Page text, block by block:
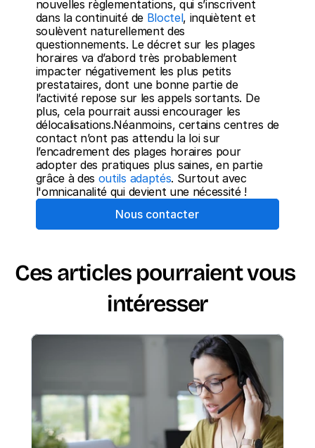
nouvelles règlementations, qui s’inscrivent
dans la continuité de Bloctel, inquiètent et
soulèvent naturellement des
questionnements. Le décret sur les plages
horaires va d’abord très probablement
impacter négativement les plus petits
prestataires, dont une bonne partie de
l’activité repose sur les appels sortants. De
plus, cela pourrait aussi encourager les
délocalisations.Néanmoins, certains centres de
contact n’ont pas attendu la loi sur
l’encadrement des plages horaires pour
adopter des pratiques plus saines, en partie
grâce à des outils adaptés. Surtout avec
l'omnicanalité qui devient une nécessité !
Nous contacter
Ces articles pourraient vous
intéresser